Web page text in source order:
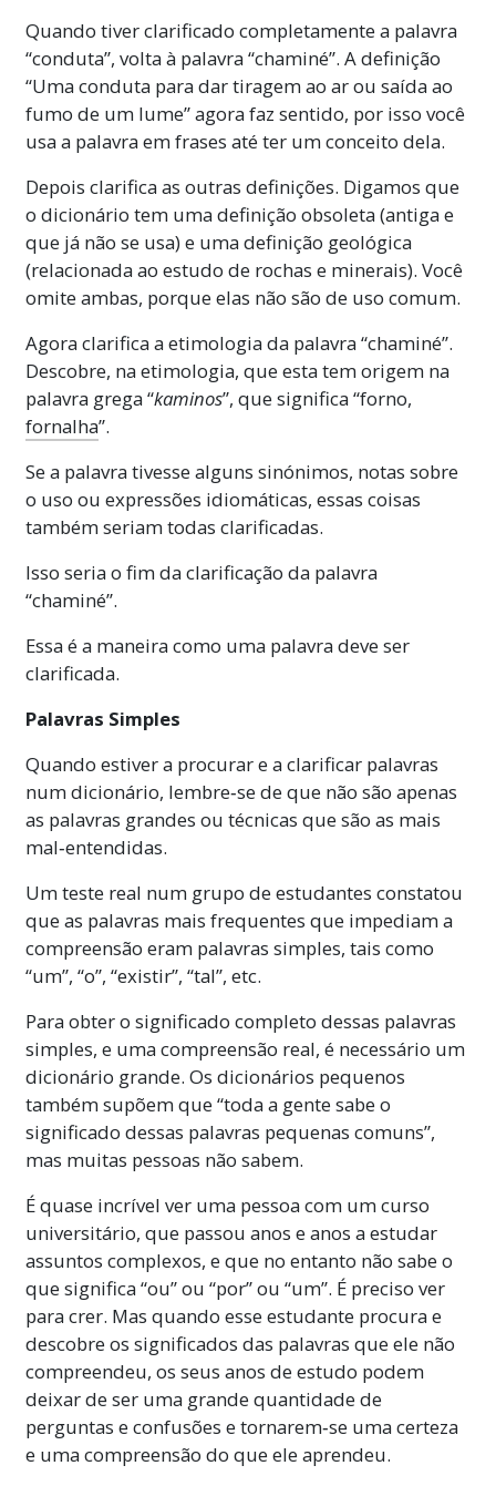
Quando tiver clarificado completamente a palavra
“conduta”, volta à palavra “chaminé”. A definição
“Uma conduta para dar tiragem ao ar ou saída ao
fumo de um lume” agora faz sentido, por isso você
usa a palavra em frases até ter um conceito dela.
Depois clarifica as outras definições. Digamos que
o dicionário tem uma definição obsoleta (antiga e
que já não se usa) e uma definição geológica
(relacionada ao estudo de rochas e minerais). Você
omite ambas, porque elas não são de uso comum.
Agora clarifica a etimologia da palavra “chaminé”.
Descobre, na etimologia, que esta tem origem na
palavra grega “kaminos”, que significa “forno,
fornalha”.
Se a palavra tivesse alguns sinónimos, notas sobre
o uso ou expressões idiomáticas, essas coisas
também seriam todas clarificadas.
Isso seria o fim da clarificação da palavra
“chaminé”.
Essa é a maneira como uma palavra deve ser
clarificada.
Palavras Simples
Quando estiver a procurar e a clarificar palavras
num dicionário, lembre‑se de que não são apenas
as palavras grandes ou técnicas que são as mais
mal‑entendidas.
Um teste real num grupo de estudantes constatou
que as palavras mais frequentes que impediam a
compreensão eram palavras simples, tais como
“um”, “o”, “existir”, “tal”, etc.
Para obter o significado completo dessas palavras
simples, e uma compreensão real, é necessário um
dicionário grande. Os dicionários pequenos
também supõem que “toda a gente sabe o
significado dessas palavras pequenas comuns”,
mas muitas pessoas não sabem.
É quase incrível ver uma pessoa com um curso
universitário, que passou anos e anos a estudar
assuntos complexos, e que no entanto não sabe o
que significa “ou” ou “por” ou “um”. É preciso ver
para crer. Mas quando esse estudante procura e
descobre os significados das palavras que ele não
compreendeu, os seus anos de estudo podem
deixar de ser uma grande quantidade de
perguntas e confusões e tornarem‑se uma certeza
e uma compreensão do que ele aprendeu.